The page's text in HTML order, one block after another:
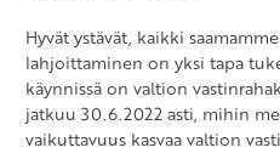
Hyvät ystävät, kaikki
lahjoittaminen on yksi tapa
käynnissä on valtion
jatkuu 30.6.2022 asti, mihin
vaikuttavuus kasvaa valtion